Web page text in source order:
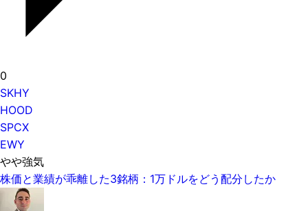
0
SKHY
HOOD
SPCX
EWY
やや強気
株価と業績が乖離した3銘柄：1万ドルをどう配分したか